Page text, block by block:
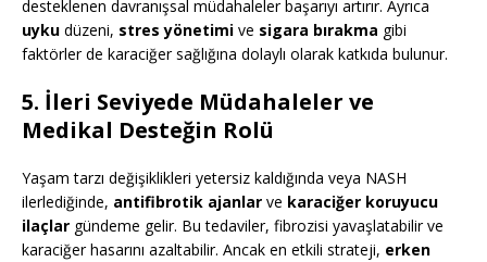
desteklenen davranışsal müdahaleler başarıyı artırır. Ayrıca
uyku düzeni, stres yönetimi ve sigara bırakma gibi
faktörler de karaciğer sağlığına dolaylı olarak katkıda bulunur.
5. İleri Seviyede Müdahaleler ve
Medikal Desteğin Rolü
Yaşam tarzı değişiklikleri yetersiz kaldığında veya NASH
ilerlediğinde, antifibrotik ajanlar ve karaciğer koruyucu
ilaçlar gündeme gelir. Bu tedaviler, fibrozisi yavaşlatabilir ve
karaciğer hasarını azaltabilir. Ancak en etkili strateji, erken